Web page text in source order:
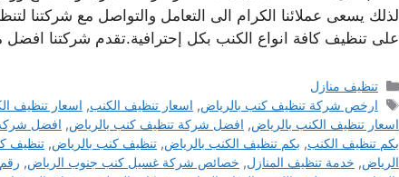
لذلك يسعى عملائنا الكرام الى التعامل والتواصل مع شركتنا
على تنظيف كافة انواع الكنب بكل إحترافية.تقدم شركتنا
التصنيفات
تنظيف منازل
الوسوم
ارخص شركة تنظيف كنب بالرياض, اسعار تنظيف الكنب, اسعار تنظيف
اسعار تنظيف الكنب بالرياض, افضل شركة تنظيف كنب بالرياض, افضل
بكم تنظيف الكنب, بكم تنظيف الكنب بالرياض, تنظيف كنب بالرياض, تنظيف
الرياض, خدمة تنظيف المنازل, خصائص شركة غسيل كنب جنوب الرياض,